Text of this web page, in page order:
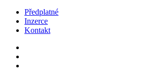
Předplatné
Inzerce
Kontakt